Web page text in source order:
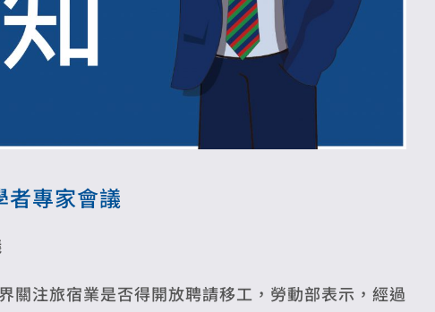
者專家會議
關注旅宿業是否得開放聘請移工，勞動部表示，經過